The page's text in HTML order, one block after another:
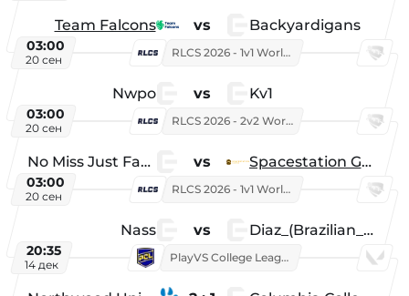
Team Falcons vs Backyardigans
03:00
20 сен
RLCS 2026 - 1v1 World Championship
Nwpo vs Kv1
03:00
20 сен
RLCS 2026 - 2v2 World Championship
No Miss Just Fake vs Spacestation Gaming
03:00
20 сен
RLCS 2026 - 1v1 World Championship
Nass vs Diaz_(Brazilian_Player)
20:35
14 дек
PlayVS College League 2025: Fall